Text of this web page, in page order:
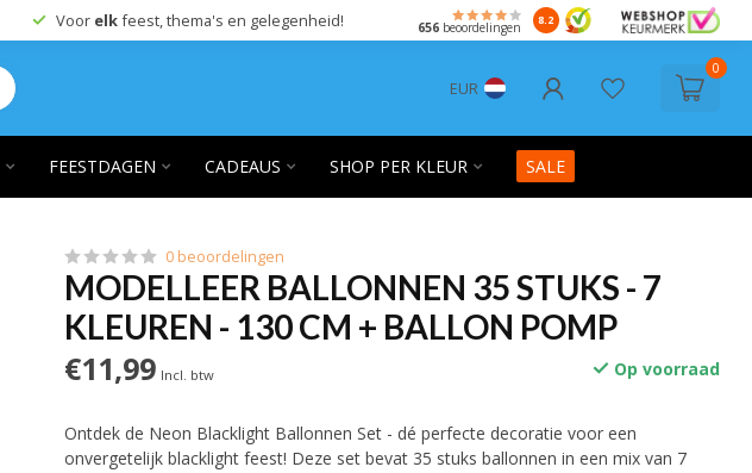
Voor elkfeest, thema's en gelegenheid! 656beoordelingen 8.2
EUR
0
FEESTDAGEN CADEAUS SHOP PER KLEUR SALE
0 beoordelingen
MODELLEER BALLONNEN 35 STUKS - 7
KLEUREN - 130 CM + BALLON POMP
€11,99 Incl. btw Op voorraad
Ontdek de Neon Blacklight Ballonnen Set - dé perfecte decoratie voor een
onvergetelijk blacklight feest! Deze set bevat 35 stuks ballonnen in een mix van 7